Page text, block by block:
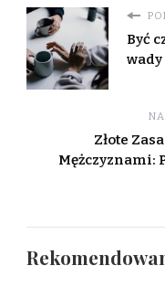
Być
wady
Złote
Mężczyznami: